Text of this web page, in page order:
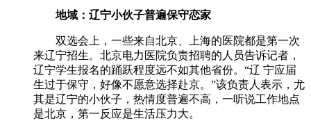
地域：辽宁小伙子普遍保守恋家
双选会上，一些来自北京、上海的医院都是第一次
来辽宁招生。北京电力医院负责招聘的人员告诉记者，
辽宁学生报名的踊跃程度远不如其他省份。“辽 宁应届
生过于保守，好像不愿意选择赴京。”该负责人表示，尤
其是辽宁的小伙子，热情度普遍不高，一听说工作地点
是北京，第一反应是生活压力大。